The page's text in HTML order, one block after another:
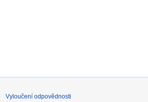
Vyloučení odpovědnosti